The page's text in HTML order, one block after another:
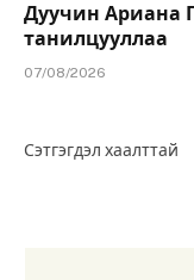
Дуучин Ариана
танилцууллаа
07/08/2026
Сэтгэгдэл хаалттай